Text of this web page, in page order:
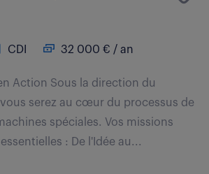
CDI 32 000 € / an
Action Sous la direction du
vous serez au cœur du processus de
spéciales. Vos missions
: De l'Idée au...